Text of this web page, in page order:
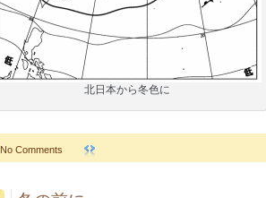
北日本から冬色に
No Comments